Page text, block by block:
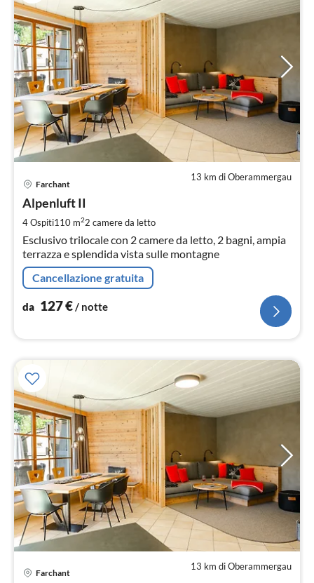
13 km di Oberammergau
Farchant
Alpenluft II
4 Ospiti110 m22 camere da letto
Esclusivo trilocale con 2 camere da letto, 2 bagni, ampia
terrazza e splendida vista sulle montagne
Cancellazione gratuita
da 127€/ notte
13 km di Oberammergau
Farchant